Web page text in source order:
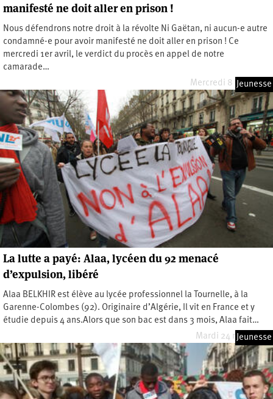
manifesté ne doit aller en prison !
Nous défendrons notre droit à la révolte Ni Gaëtan, ni aucun-e autre
condamné-e pour avoir manifesté ne doit aller en prison ! Ce
mercredi 1er avril, le verdict du procès en appel de notre
camarade…
Mercredi 8 avril 2015
Jeunesse
La lutte a payé: Alaa, lycéen du 92 menacé
d’expulsion, libéré
Alaa BELKHIR est élève au lycée professionnel la Tournelle, à la
Garenne-Colombes (92). Originaire d’Algérie, Il vit en France et y
étudie depuis 4 ans.Alors que son bac est dans 3 mois, Alaa fait…
Mardi 24 mars 2015
Jeunesse